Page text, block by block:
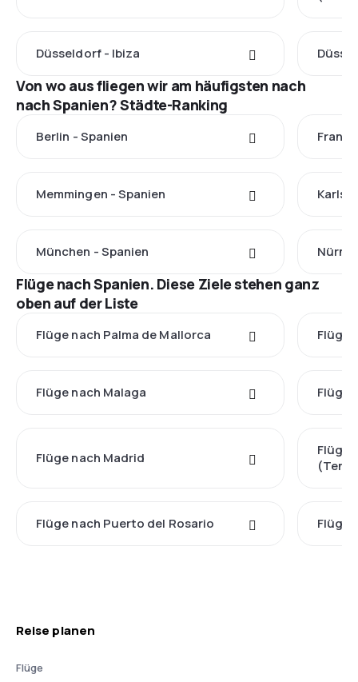
Düsseldorf - Ibiza
Von wo aus fliegen wir am häufigsten nach
nach Spanien? Städte-Ranking
Berlin - Spanien
Memmingen - Spanien
München - Spanien
Flüge nach Spanien. Diese Ziele stehen ganz
oben auf der Liste
Flüge nach Palma de Mallorca Flüge
Flüge nach Malaga Flüge
Flüge nach Madrid
Flüge
Flüge nach Puerto del Rosario Flüge
Reise planen
Flüge